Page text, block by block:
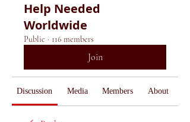
Help Needed
Worldwide
Public · 116 members
Join
Discussion Media Members About